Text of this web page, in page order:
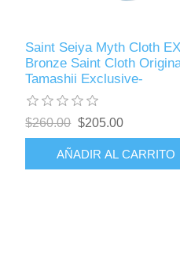
Saint Seiya Myth Cloth
Bronze Saint Cloth
Tamashii Exclusive-
$260.00 $205.00
AÑADIR AL CARRITO